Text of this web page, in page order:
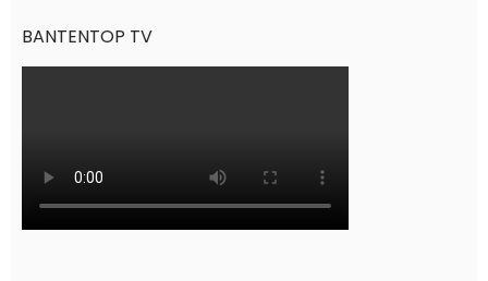
BANTENTOP TV